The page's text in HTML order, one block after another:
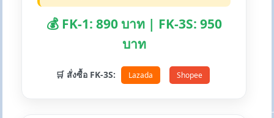
💰 FK-1: 890 บาท | FK-3S: 950
บาท
🛒 สั่งซื้อ FK-3S: Lazada Shopee